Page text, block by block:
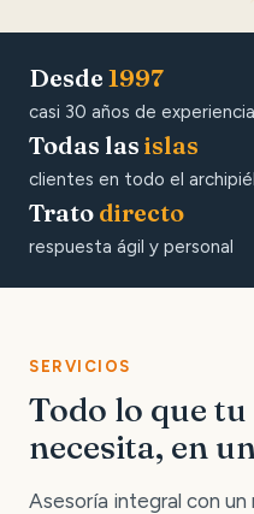
Desde 1997
casi 30 años de experiencia
Todas las islas
clientes en todo el
Trato directo
respuesta ágil y personal
SERVICIOS
Todo lo que
necesita, en
Asesoría integral con